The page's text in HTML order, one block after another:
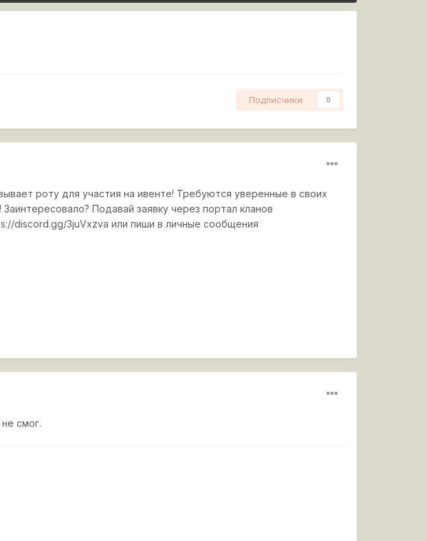
Подписчики 0
роту для участия на ивенте! Требуются уверенные в своих
Подавай заявку через портал кланов
discord.gg/3juVxzva или пиши в личные сообщения
смог.